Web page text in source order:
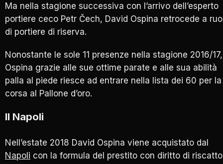
Ma nella stagione successiva con l’arrivo dell’esperto
portiere ceco Petr Čech, David Ospina retrocede a
di portiere di riserva.
Nonostante le sole 11 presenze nella stagione 2016/17,
Ospina grazie alle sue ottime parate e alle sua abilità
palla al piede riesce ad entrare nella lista dei 60 per la
corsa al Pallone d’oro.
Il Napoli
Nell’estate 2018 David Ospina viene acquistato dal
Napoli con la formula del prestito con diritto di